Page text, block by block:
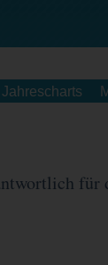
Jahrescharts
für